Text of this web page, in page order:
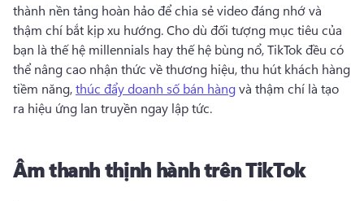
thành nền tảng hoàn hảo để chia sẻ video đáng nhớ và
thậm chí bắt kịp xu hướng. Cho dù đối tượng mục tiêu của
bạn là thế hệ millennials hay thế hệ bùng nổ, TikTok đều có
thể nâng cao nhận thức về thương hiệu, thu hút khách hàng
tiềm năng, thúc đẩy doanh số bán hàng và thậm chí là tạo
ra hiệu ứng lan truyền ngay lập tức.
Âm thanh thịnh hành trên TikTok